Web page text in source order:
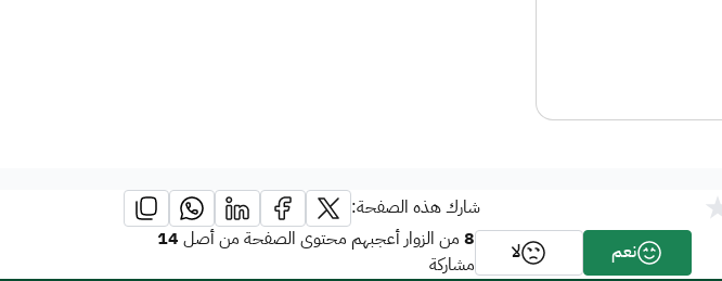
شارك هذه الصفحة:
نعم لا 8من الزوار أعجبهم محتوى الصفحة من أصل14
مشاركة